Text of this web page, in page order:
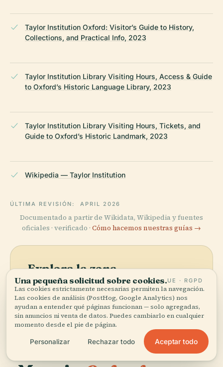
Taylor Institution Oxford: Visitor’s Guide to History,
Collections, and Practical Info, 2023
Taylor Institution Library Visiting Hours, Access & Guide
to Oxford’s Historic Language Library, 2023
Taylor Institution Library Visiting Hours, Tickets, and
Guide to Oxford’s Historic Landmark, 2023
Wikipedia — Taylor Institution
ÚLTIMA REVISIÓN: APRIL 2026
Documentado a partir de Wikidata, Wikipedia y fuentes
oficiales · verificado · Cómo hacemos nuestras guías →
Explora la zona
Ve Taylor Institution en el
mapa y descubre qué hay
cerca.
Ver mapa
Una pequeña solicitud sobre cookies.UE · RGPD
Las cookies estrictamente necesarias permiten la navegación.
Las cookies de análisis (PostHog, Google Analytics) nos
ayudan a entender qué páginas funcionan — solo agregadas,
sin anuncios ni venta de datos. Puedes cambiarlo en cualquier
momento desde el pie de página.
Personalizar Rechazar todo Aceptar todo